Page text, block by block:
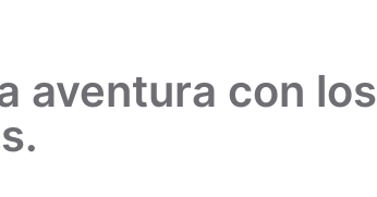
aventura con los